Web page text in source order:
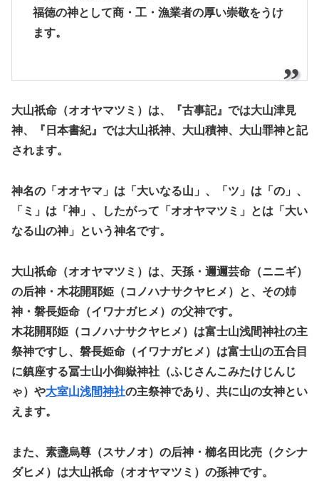
福徳の神として商・工・漁業者の厚い崇敬をうけ
ます。
大山祇命（オオヤマツミ）は、『古事記』では大山津見
神、『日本書紀』では大山祇神、大山積神、大山罪神と記
されます。
神名の「オオヤマ」は「大いなる山」、「ツ」は「の」、
「ミ」は「神」、したがって「オオヤマツミ」とは「大い
なる山の神」という神名です。
大山祇命（オオヤマツミ）は、天孫・邇邇芸命（ニニギ）
の后神・木花開耶姫（コノハナサクヤヒメ）と、その姉
神・磐長姫命（イワナガヒメ）の父神です。
木花開耶姫（コノハナサクヤヒメ）は富士山浅間神社の主
祭神ですし、磐長姫命（イワナガヒメ）は富士山の五合目
に鎮座する冨士山小御嶽神社（ふじさんこみたけじんじ
ゃ）や大室山浅間神社の主祭神であり、共に山の女神とい
えます。
また、素盞烏尊（スサノオ）の后神・櫛名田比売（クシナ
ダヒメ）は大山祇命（オオヤマツミ）の孫神です。